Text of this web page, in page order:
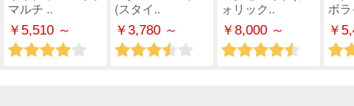
マルチ ..
￥5,510 ～
(スタイ..
￥3,780 ～
ォリック..
￥8,000 ～
ボ
￥